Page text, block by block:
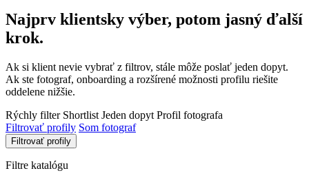
Najprv klientsky výber, potom jasný ďalší
krok.
Ak si klient nevie vybrať z filtrov, stále môže poslať jeden dopyt.
Ak ste fotograf, onboarding a rozšírené možnosti profilu riešite
oddelene nižšie.
Rýchly filter Shortlist Jeden dopyt Profil fotografa
Filtrovať profily Som fotograf
Filtrovať profily
Filtre katalógu